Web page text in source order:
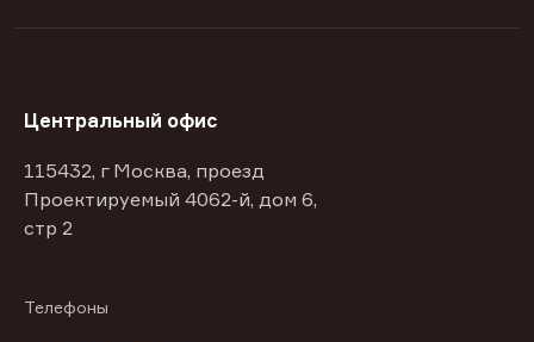
Центральный офис
115432, г Москва, проезд
Проектируемый 4062-й, дом 6,
стр 2
Телефоны